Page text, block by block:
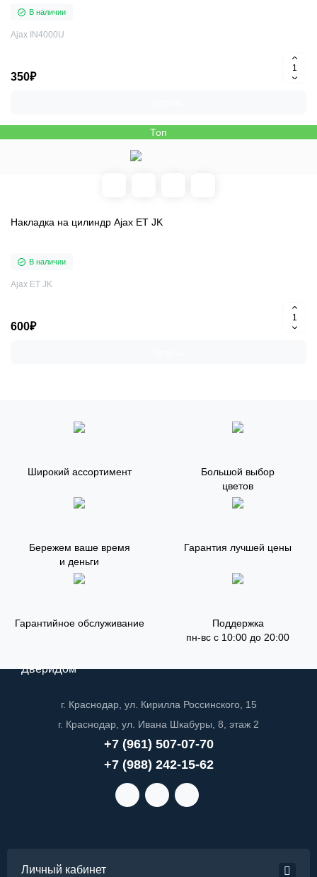
В наличии
Ajax IN4000U
350₽
Топ
Накладка на цилиндр Ajax ET JK
В наличии
Ajax ET JK
600₽
Широкий ассортимент
Большой выбор
цветов
Бережем ваше время
и деньги
Гарантия лучшей цены
Гарантийное обслуживание
Поддержка
пн-вс с 10:00 до 20:00
ДвериДом
г. Краснодар, ул. Кирилла Россинского, 15
г. Краснодар, ул. Ивана Шкабуры, 8, этаж 2
+7 (961) 507-07-70
+7 (988) 242-15-62
Личный кабинет